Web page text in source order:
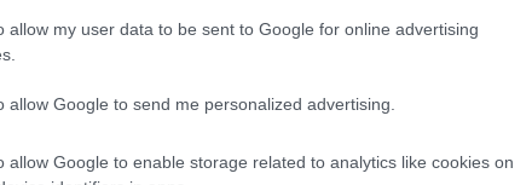
allow my user data to be sent to Google for online advertising
allow Google to send me personalized advertising.
allow Google to enable storage related to analytics like cookies on
corta
Non è francamente nostra
dal
comunque abbiamo sicuramente fatto un